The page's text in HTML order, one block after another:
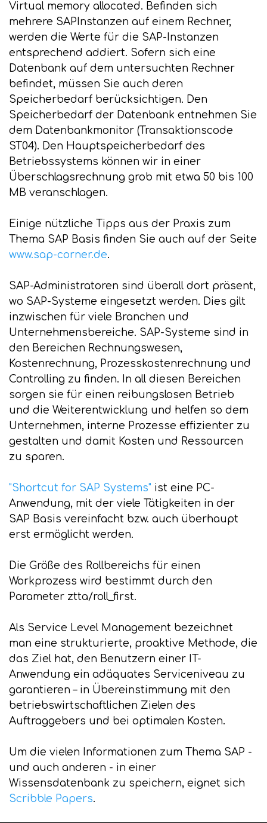
Virtual memory allocated. Befinden sich
mehrere SAPInstanzen auf einem Rechner,
werden die Werte für die SAP-Instanzen
entsprechend addiert. Sofern sich eine
Datenbank auf dem untersuchten Rechner
befindet, müssen Sie auch deren
Speicherbedarf berücksichtigen. Den
Speicherbedarf der Datenbank entnehmen Sie
dem Datenbankmonitor (Transaktionscode
ST04). Den Hauptspeicherbedarf des
Betriebssystems können wir in einer
Überschlagsrechnung grob mit etwa 50 bis 100
MB veranschlagen.
Einige nützliche Tipps aus der Praxis zum
Thema SAP Basis finden Sie auch auf der Seite
www.sap-corner.de.
SAP-Administratoren sind überall dort präsent,
wo SAP-Systeme eingesetzt werden. Dies gilt
inzwischen für viele Branchen und
Unternehmensbereiche. SAP-Systeme sind in
den Bereichen Rechnungswesen,
Kostenrechnung, Prozesskostenrechnung und
Controlling zu finden. In all diesen Bereichen
sorgen sie für einen reibungslosen Betrieb
und die Weiterentwicklung und helfen so dem
Unternehmen, interne Prozesse effizienter zu
gestalten und damit Kosten und Ressourcen
zu sparen.
"Shortcut for SAP Systems" ist eine PC-
Anwendung, mit der viele Tätigkeiten in der
SAP Basis vereinfacht bzw. auch überhaupt
erst ermöglicht werden.
Die Größe des Rollbereichs für einen
Workprozess wird bestimmt durch den
Parameter ztta/roll_first.
Als Service Level Management bezeichnet
man eine strukturierte, proaktive Methode, die
das Ziel hat, den Benutzern einer IT-
Anwendung ein adäquates Serviceniveau zu
garantieren – in Übereinstimmung mit den
betriebswirtschaftlichen Zielen des
Auftraggebers und bei optimalen Kosten.
Um die vielen Informationen zum Thema SAP -
und auch anderen - in einer
Wissensdatenbank zu speichern, eignet sich
Scribble Papers.